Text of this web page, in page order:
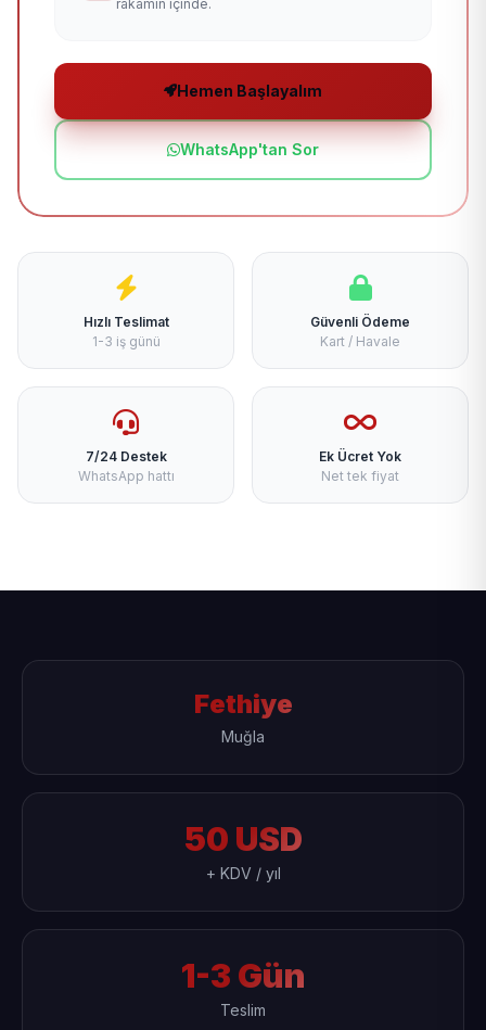
rakamın içinde.
Hemen Başlayalım
WhatsApp'tan Sor
Hızlı Teslimat
1-3 iş günü
Güvenli Ödeme
Kart / Havale
7/24 Destek
WhatsApp hattı
Ek Ücret Yok
Net tek fiyat
Fethiye
Muğla
50 USD
+ KDV / yıl
1-3 Gün
Teslim